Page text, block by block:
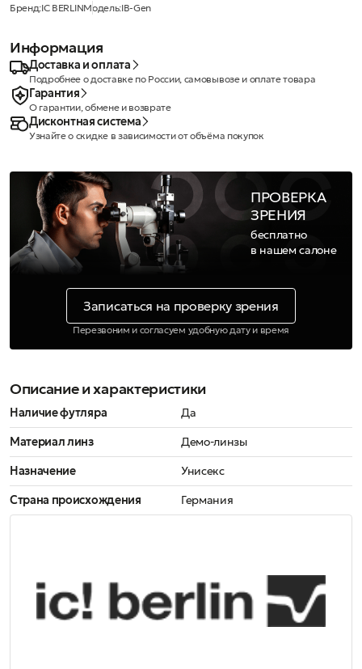
Бренд:IC BERLINМодель:IB-Gen
Информация
Доставка и оплата
Подробнее о доставке по России, самовывозе и оплате товара
Гарантия
О гарантии, обмене и возврате
Дисконтная система
Узнайте о скидке в зависимости от объёма покупок
ПРОВЕРКА
ЗРЕНИЯ
бесплатно
в нашем салоне
Записаться на проверку зрения
Перезвоним и согласуем удобную дату и время
Описание и характеристики
Наличие футляра
Да
Материал линз
Демо-линзы
Назначение
Унисекс
Страна происхождения
Германия